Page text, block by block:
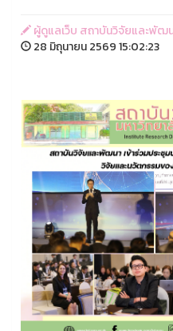
ผู้ดูแลเว็บ สถาบันวิจัยและพัฒ
28 มิถุนายน 2569 15:02:23